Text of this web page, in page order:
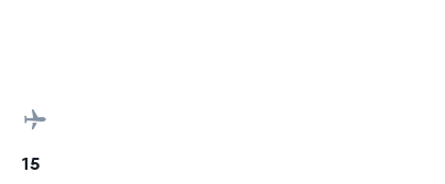
15